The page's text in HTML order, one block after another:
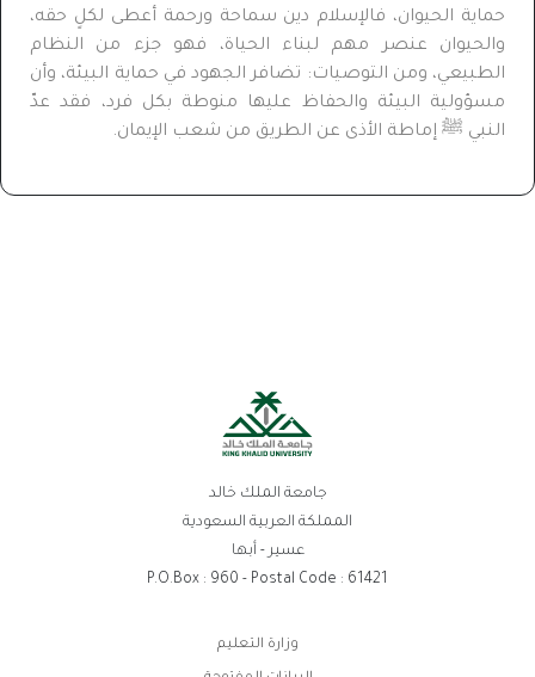
حماية الحيوان، فالإسلام دين سماحة ورحمة أعطى لكلٍ حقه،
والحيوان عنصر مهم لبناء الحياة، فهو جزء من النظام
الطبيعي، ومن التوصيات: تضافر الجهود في حماية البيئة، وأن
مسؤولية البيئة والحفاظ عليها منوطة بكل فرد، فقد عدّ
النبي ﷺ إماطة الأذى عن الطريق من شعب الإيمان.
جامعة الملك خالد
المملكة العربية السعودية
عسير - أبها
P.O.Box : 960 - Postal Code : 61421
وزارة التعليم